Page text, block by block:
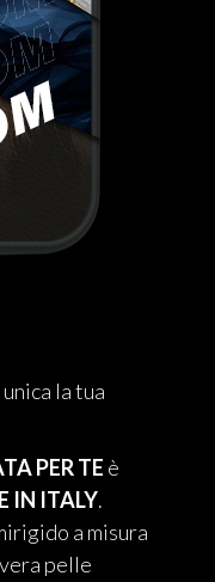
la tua
PER TE è
IN ITALY.
a misura
pelle